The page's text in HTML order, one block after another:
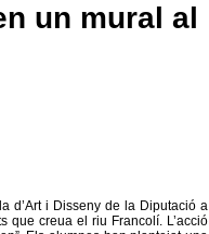
un mural al
d’Art i Disseny de la Diputació a
que creua el riu Francolí. L’acció